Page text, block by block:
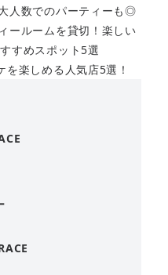
人数でのパーティーも◎
ールームを貸切！楽しい
すめスポット5選
楽しめる人気店5選！